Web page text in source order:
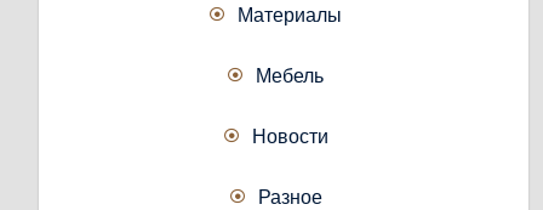
Материалы
Мебель
Новости
Разное